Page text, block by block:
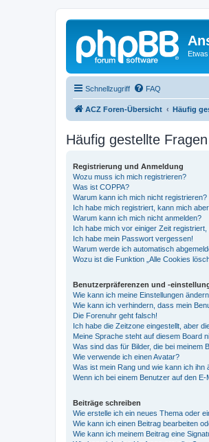
Schnellzugriff FAQ
ACZ Foren-Übersicht Häufig
Häufig gestellte Fragen
Registrierung und Anmeldung
Wozu muss ich mich registrieren?
Was ist COPPA?
Warum kann ich mich nicht registrieren?
Ich habe mich registriert, kann mich
Warum kann ich mich nicht anmelden?
Ich habe mich vor einiger Zeit
Ich habe mein Passwort vergessen!
Warum werde ich automatisch
Wozu ist die Funktion „Alle Cookies
Benutzerpräferenzen und -
Wie kann ich meine Einstellungen
Wie kann ich verhindern, dass mein
Die Forenuhr geht falsch!
Ich habe die Zeitzone eingestellt, aber
Meine Sprache steht auf diesem Board
Was sind das für Bilder, die bei meinem
Wie verwende ich einen Avatar?
Was ist mein Rang und wie kann ich ihn
Wenn ich bei einem Benutzer auf den
Beiträge schreiben
Wie erstelle ich ein neues Thema oder
Wie kann ich einen Beitrag bearbeiten
Wie kann ich meinem Beitrag eine